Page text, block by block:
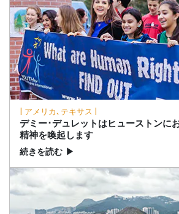
| アメリカ､テキサス |
デミー･デュレットはヒューストンに
精神を喚起します
続きを読む ▶